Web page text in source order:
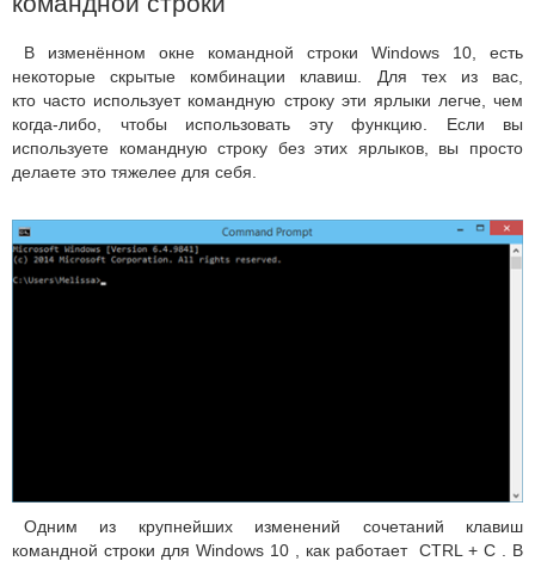
В изменённом окне командной строки Windows 10, есть
некоторые скрытые комбинации клавиш. Для тех из вас,
кто часто использует командную строку эти ярлыки легче, чем
когда-либо, чтобы использовать эту функцию. Если вы
используете командную строку без этих ярлыков, вы просто
делаете это тяжелее для себя.
Одним из крупнейших изменений сочетаний клавиш
командной строки для Windows 10 , как работает CTRL + C . В